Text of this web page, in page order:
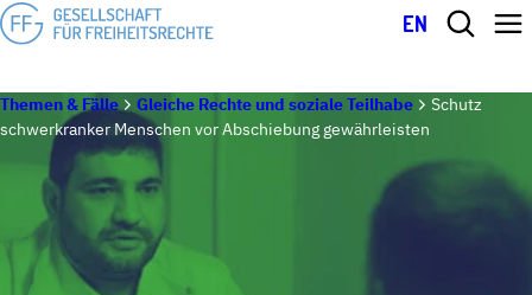
EN
Themen & Fälle Gleiche Rechte und soziale Teilhabe
Schutz
schwerkranker Menschen vor Abschiebung gewährleisten